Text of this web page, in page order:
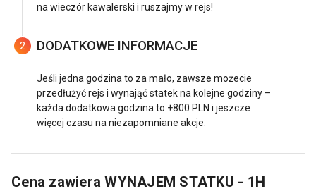
na wieczór kawalerski i ruszajmy w rejs!
2 DODATKOWE INFORMACJE
Jeśli jedna godzina to za mało, zawsze możecie
przedłużyć rejs i wynająć statek na kolejne godziny –
każda dodatkowa godzina to +800 PLN i jeszcze
więcej czasu na niezapomniane akcje.
Cena zawieraWYNAJEM STATKU - 1H